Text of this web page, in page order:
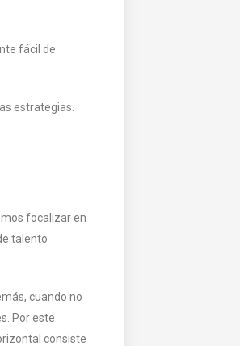
fácil de
estrategias.
focalizar en
talento
cuando no
Por este
consiste